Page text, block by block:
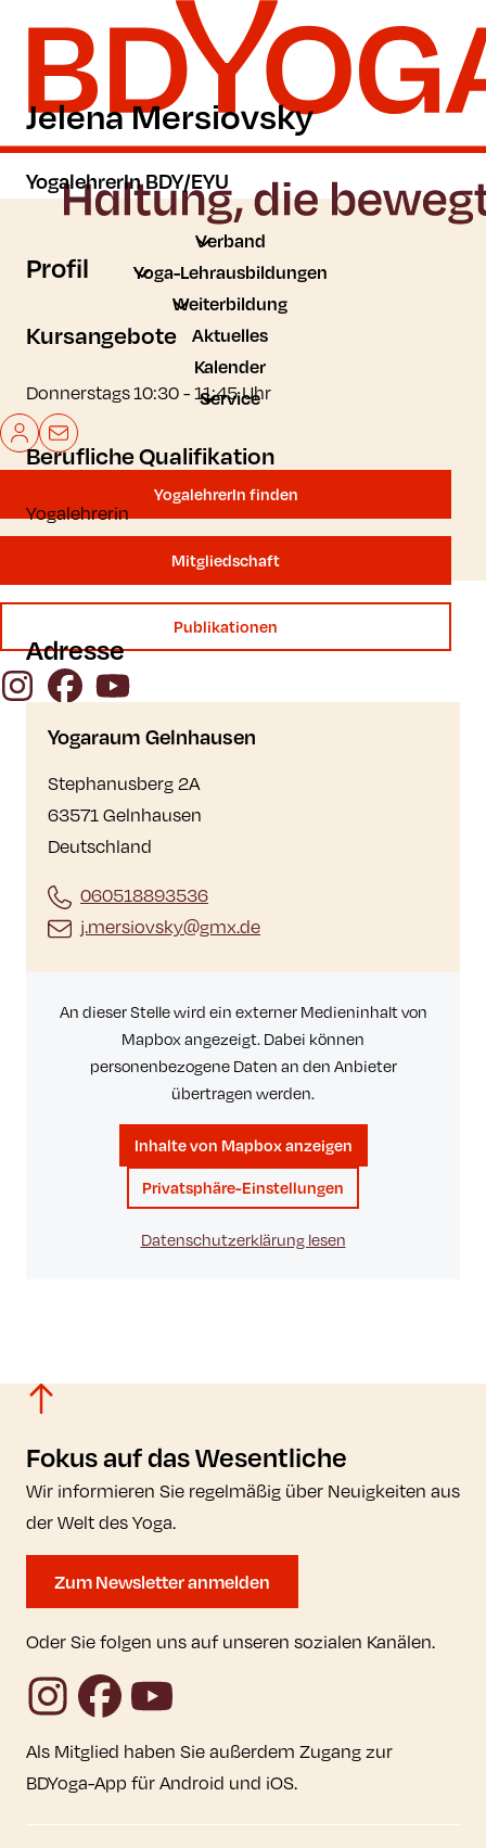
Zum Hauptinhalt der Seite springen
Zur Startseite navigieren
Verband
Yoga-Lehrausbildungen
Weiterbildung
Aktuelles
Kalender
Service
Mein BDYoga
Kontakt
YogalehrerIn finden
Mitgliedschaft
Publikationen
InstagramFacebook
YouTube
Jelena Mersiovsky
YogalehrerIn BDY/EYU
Profil
Kursangebote
Donnerstags 10:30 - 11:45 Uhr
Berufliche Qualifikation
Yogalehrerin
Adresse
Yogaraum Gelnhausen
Stephanusberg 2A
63571 Gelnhausen
Deutschland
060518893536
j.mersiovsky@gmx.de
An dieser Stelle wird ein externer Medieninhalt von
Mapbox angezeigt. Dabei können
personenbezogene Daten an den Anbieter
übertragen werden.
Inhalte von Mapbox anzeigen
Privatsphäre-Einstellungen
Datenschutzerklärung lesen
Fokus auf das Wesentliche
Wir informieren Sie regelmäßig über Neuigkeiten aus
der Welt des Yoga.
Zum Newsletter anmelden
Oder Sie folgen uns auf unseren sozialen Kanälen.
InstagramFacebookYouTube
Als Mitglied haben Sie außerdem Zugang zur
BDYoga-App für Android und iOS.